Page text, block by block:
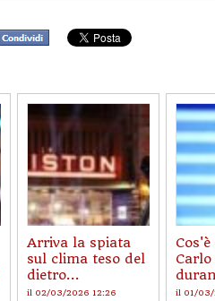
Arriva la spiata
sul clima teso del
dietro...
il 02/03/2026 12:26 il 01/03/